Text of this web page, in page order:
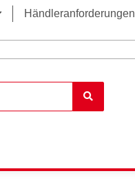
Händleranforderungen